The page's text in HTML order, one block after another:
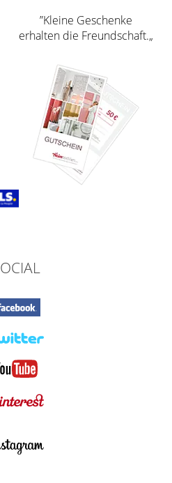
”Kleine Geschenke
erhalten die Freundschaft.„